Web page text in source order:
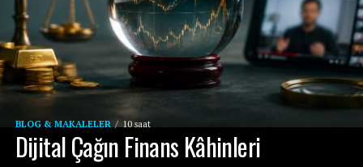
BLOG & MAKALELER 10 saat
Dijital Çağın Finans Kâhinleri